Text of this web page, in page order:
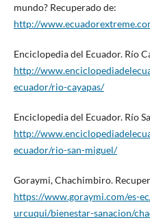
mundo? Recuperado de:
http://
Enciclopedia del Ecuador. Río
http://
ecuador/rio-cayapas/
Enciclopedia del Ecuador. Río
http://
ecuador/rio-san-miguel/
Goraymi, Chachimbiro.
https://www.goraymi.com/es-
urcuqui/bienestar-sanacion/